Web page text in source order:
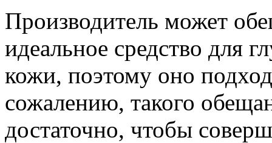
Производитель может
идеальное средство для
кожи, поэтому оно
сожалению, такого
достаточно, чтобы